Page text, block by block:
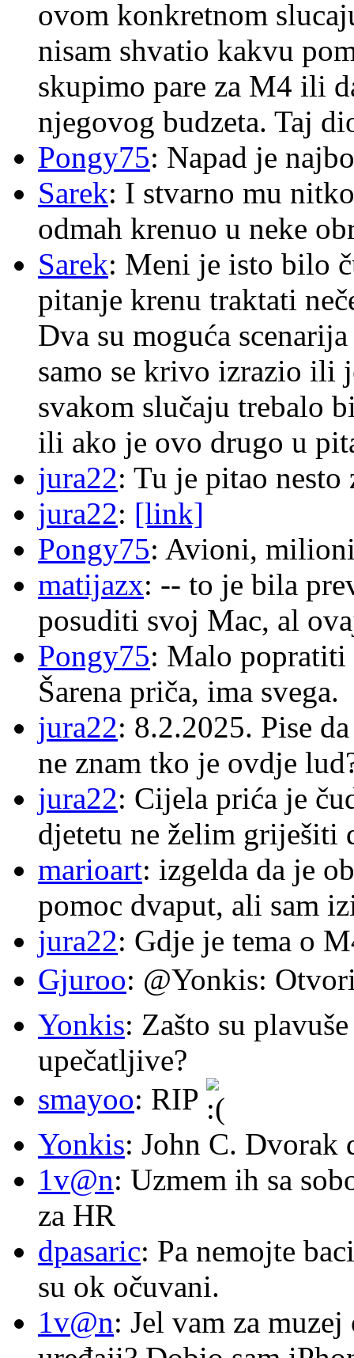
ovom konkretnom
nisam shvatio kakvu
skupimo pare za M4 ili
njegovog budzeta. Taj
Pongy75: Napad je
Sarek: I stvarno mu
odmah krenuo u neke
Sarek: Meni je isto bilo
pitanje krenu traktati
Dva su moguća
samo se krivo izrazio ili
svakom slučaju trebalo
ili ako je ovo drugo u
jura22: Tu je pitao
jura22: [link]
Pongy75: Avioni,
matijazx: -- to je bila
posuditi svoj Mac, al
Pongy75: Malo popratiti
Šarena priča, ima svega.
jura22: 8.2.2025. Pise
ne znam tko je ovdje
jura22: Cijela prića je
djetetu ne želim griješiti
marioart: izgelda da je
pomoc dvaput, ali sam
jura22: Gdje je tema o
Gjuroo: @Yonkis:
Yonkis: Zašto su
upečatljive?
smayoo: RIP
Yonkis: John C. Dvorak
1v@n: Uzmem ih sa
za HR
dpasaric: Pa nemojte
su ok očuvani.
1v@n: Jel vam za